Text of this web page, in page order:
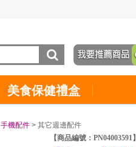
美食保健禮盒
手機配件 > 其它週邊配件
【商品編號：PN04003591】